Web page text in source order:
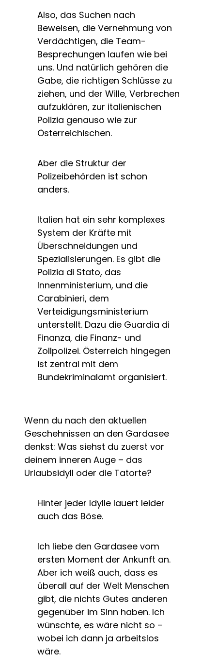
Also, das Suchen nach
Beweisen, die Vernehmung von
Verdächtigen, die Team-
Besprechungen laufen wie bei
uns. Und natürlich gehören die
Gabe, die richtigen Schlüsse zu
ziehen, und der Wille, Verbrechen
aufzuklären, zur italienischen
Polizia genauso wie zur
Österreichischen.
Aber die Struktur der
Polizeibehörden ist schon
anders.
Italien hat ein sehr komplexes
System der Kräfte mit
Überschneidungen und
Spezialisierungen. Es gibt die
Polizia di Stato, das
Innenministerium, und die
Carabinieri, dem
Verteidigungsministerium
unterstellt. Dazu die Guardia di
Finanza, die Finanz- und
Zollpolizei. Österreich hingegen
ist zentral mit dem
Bundekriminalamt organisiert.
Wenn du nach den aktuellen
Geschehnissen an den Gardasee
denkst: Was siehst du zuerst vor
deinem inneren Auge – das
Urlaubsidyll oder die Tatorte?
Hinter jeder Idylle lauert leider
auch das Böse.
Ich liebe den Gardasee vom
ersten Moment der Ankunft an.
Aber ich weiß auch, dass es
überall auf der Welt Menschen
gibt, die nichts Gutes anderen
gegenüber im Sinn haben. Ich
wünschte, es wäre nicht so –
wobei ich dann ja arbeitslos
wäre.